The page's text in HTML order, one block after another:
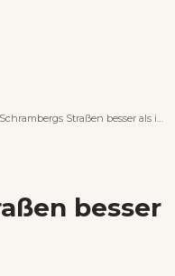
Schrambergs Straßen besser als ihr Ruf
besser